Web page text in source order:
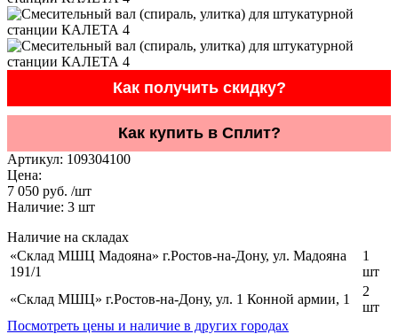
Как получить скидку?
Как купить в Сплит?
Артикул: 109304100
Цена:
7 050 руб. /шт
Наличие: 3 шт
Наличие на складах
«Склад МШЦ Мадояна» г.Ростов-на-Дону, ул. Мадояна
191/1
1
шт
«Склад МШЦ» г.Ростов-на-Дону, ул. 1 Конной армии, 1
2
шт
Посмотреть цены и наличие в других городах